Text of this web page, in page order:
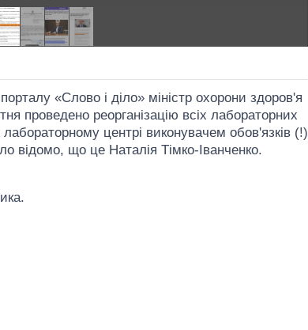
«Слово і діло» міністр охорони здоров'я
проведено реорганізацію всіх лабораторних
центрі виконувачем обов'язків (!)
відомо, що це Наталія Тімко-Іванченко.